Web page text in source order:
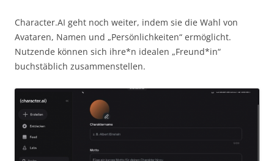
Character.AI geht noch weiter, indem sie die Wahl von
Avataren, Namen und „Persönlichkeiten“ ermöglicht.
Nutzende können sich ihre*n idealen „Freund*in“
buchstäblich zusammenstellen.